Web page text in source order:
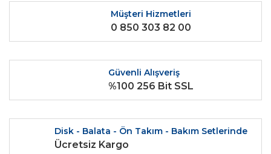
Müşteri Hizmetleri
0 850 303 82 00
Güvenli Alışveriş
%100 256 Bit SSL
Disk - Balata - Ön Takım - Bakım Setlerinde
Ücretsiz Kargo